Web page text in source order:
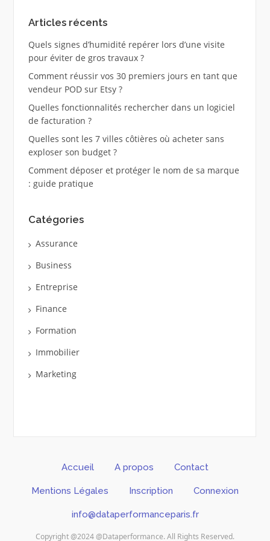
Articles récents
Quels signes d’humidité repérer lors d’une visite
pour éviter de gros travaux ?
Comment réussir vos 30 premiers jours en tant que
vendeur POD sur Etsy ?
Quelles fonctionnalités rechercher dans un logiciel
de facturation ?
Quelles sont les 7 villes côtières où acheter sans
exploser son budget ?
Comment déposer et protéger le nom de sa marque
: guide pratique
Catégories
Assurance
Business
Entreprise
Finance
Formation
Immobilier
Marketing
Accueil A propos Contact
Mentions Légales Inscription Connexion
info@dataperformanceparis.fr
Copyright @2024 @Dataperformance. All Rights Reserved.